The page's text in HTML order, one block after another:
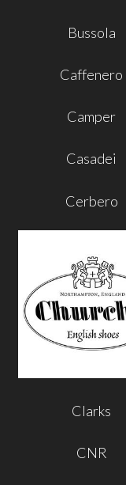
Bussola
Caffenero
Camper
Casadei
Cerbero
Clarks
CNR